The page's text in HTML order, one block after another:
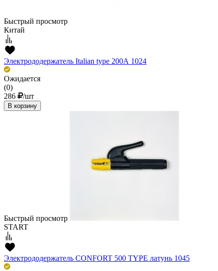
Быстрый просмотр
Китай
Электрододержатель Italian type 200А 1024
Ожидается
(0)
286
/шт
В корзину
Быстрый просмотр
START
Электрододержатель CONFORT 500 TYPE латунь 1045